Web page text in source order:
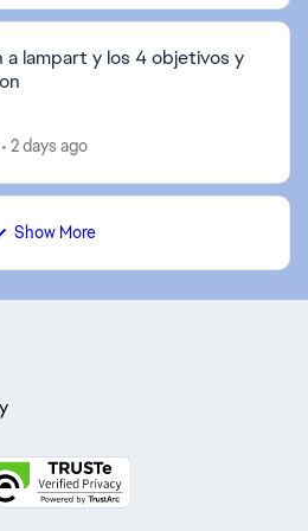
a lampart y los 4 objetivos y
2 days ago
Show More